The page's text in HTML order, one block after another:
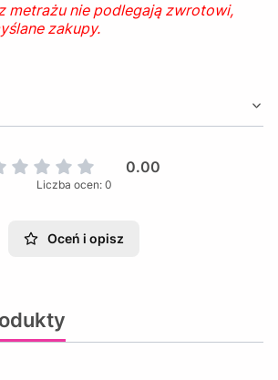
metrażu nie podlegają zwrotowi,
zakupy.
0.00
Liczba ocen: 0
Oceń i opisz